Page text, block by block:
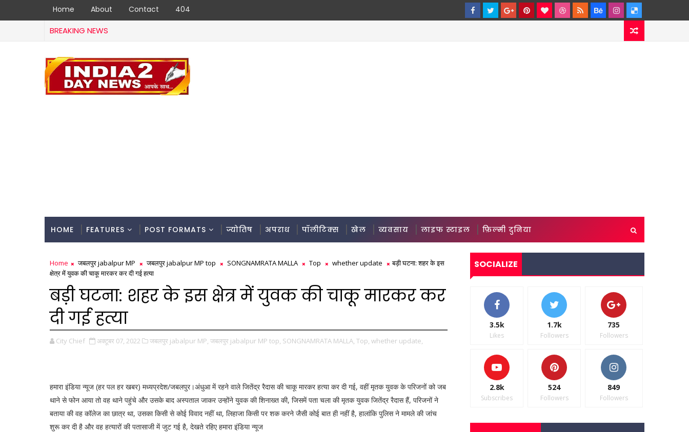
Home About Contact 404
BREAKING NEWS
HOME FEATURES POST FORMATS ज्योतिष अपराध पॉलीटिक्स खेल व्यवसाय लाइफ स्टाइल फ़िल्मी दुनिया
Home जबलपुर jabalpur MP जबलपुर jabalpur MP top SONGNAMRATA MALLA Top whether update
बड़ी घटना: शहर के इस
क्षेत्र में युवक की चाकू मारकर कर दी गई हत्या
बड़ी घटना: शहर के इस क्षेत्र में युवक की चाकू मारकर कर
दी गई हत्या
City Chief अक्टूबर 07, 2022 जबलपुर jabalpur MP, जबलपुर jabalpur MP top, SONGNAMRATA MALLA, Top, whether update,
हमारा इंडिया न्यूज (हर पल हर खबर) मध्यप्रदेश/जबलपुर।अंधुआ में रहने वाले जितेंद्र रैदास की चाकू मारकर हत्या कर दी गई, वहीं मृतक युवक के परिजनों को जब
थाने से फोन आया तो वह थाने पहुंचे और उसके बाद अस्पताल जाकर उन्होंने युवक की शिनाख्त की, जिसमें पता चला की मृतक युवक जितेंद्र रैदास हैं, परिजनों ने
बताया की वह कॉलेज का छात्र था, उसका किसी से कोई विवाद नहीं था, लिहाजा किसी पर शक करने जैसी कोई बात ही नहीं है, हालांकि पुलिस ने मामले की जांच
शुरू कर दी है और वह हत्यारों की पतासाजी में जुट गई है, देखते रहिए हमारा इंडिया न्यूज
SOCIALIZE
3.5k
Likes
1.7k
Followers
735
Followers
2.8k
Subscribes
524
Followers
849
Followers